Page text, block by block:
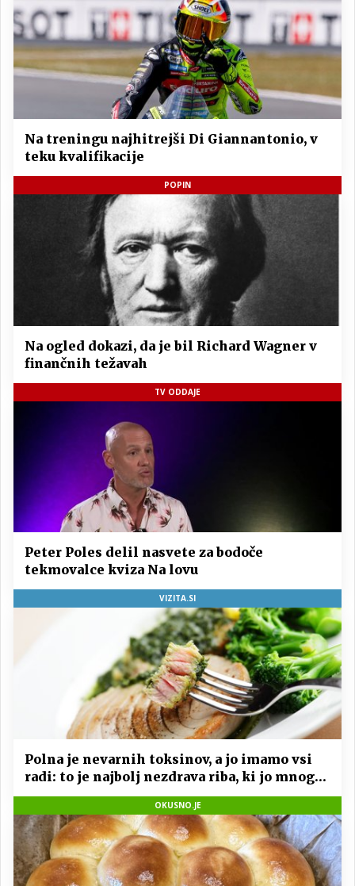
Na treningu najhitrejši Di Giannantonio, v
teku kvalifikacije
POPIN
Na ogled dokazi, da je bil Richard Wagner v
finančnih težavah
TV ODDAJE
Peter Poles delil nasvete za bodoče
tekmovalce kviza Na lovu
VIZITA.SI
Polna je nevarnih toksinov, a jo imamo vsi
radi: to je najbolj nezdrava riba, ki jo mnogi
redno uživajo
OKUSNO.JE